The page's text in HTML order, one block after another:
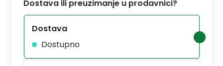
Dostava ili preuzimanje u prodavnici?
Dostava
Dostupno